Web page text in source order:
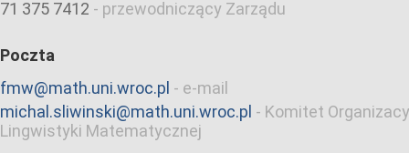
71 375 7412 - przewodniczący Zarządu
Poczta
fmw@math.uni.wroc.pl - e-mail
michal.sliwinski@math.uni.wroc.pl - Komitet
Lingwistyki Matematycznej